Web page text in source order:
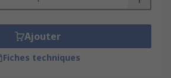
Ajouter
Fiches techniques